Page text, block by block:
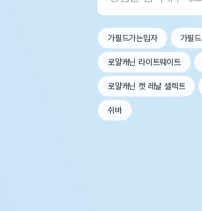
가필드가는입자 가필드
로얄캐닌 라이트웨이트
로얄캐닌 캣 레날 셀렉트
쉬바